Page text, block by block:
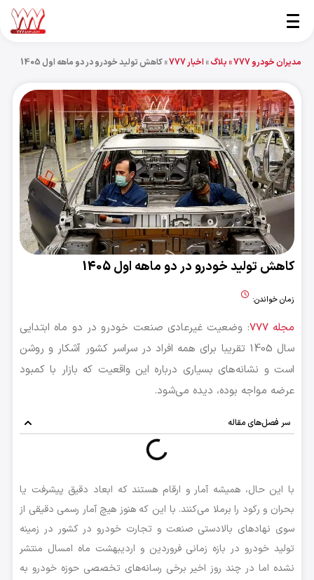
مدیران خودرو 777 » بلاگ» اخبار 777 »کاهش تولید خودرو در دو ماهه اول 1405
کاهش تولید خودرو در دو ماهه اول 1405
زمان خواندن:
مجله 777
: وضعیت غیرعادی صنعت خودرو در دو ماه ابتدایی
سال 1405 تقریبا برای همه افراد در سراسر کشور آشکار و روشن
است و نشانه‌های بسیاری درباره این واقعیت که بازار با کمبود
عرضه مواجه بوده، دیده می‌شود.
سر فصل‌های مقاله
با این حال، همیشه آمار و ارقام هستند که ابعاد دقیق پیشرفت یا
بحران و رکود را برملا می‌کنند. با این که هنوز هیچ آمار رسمی دقیقی از
سوی نهادهای بالادستی صنعت و تجارت خودرو در کشور در زمینه
تولید خودرو در بازه زمانی فروردین و اردیبهشت ماه امسال منتشر
نشده اما در چند روز اخیر برخی رسانه‌های تخصصی حوزه خودرو به